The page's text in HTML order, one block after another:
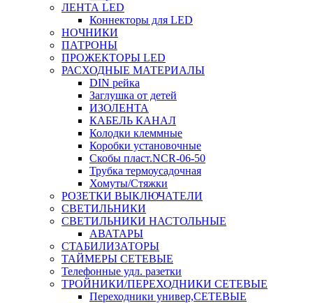
ЛЕНТА LED
Коннекторы для LED
НОЧНИКИ
ПАТРОНЫ
ПРОЖЕКТОРЫ LED
РАСХОДНЫЕ МАТЕРИАЛЫ
DIN рейка
Заглушка от детей
ИЗОЛЕНТА
КАБЕЛЬ КАНАЛ
Колодки клеммные
Коробки установочные
Скобы пласт.NCR-06-50
Трубка термоусадочная
Хомуты/Стяжки
РОЗЕТКИ ВЫКЛЮЧАТЕЛИ
СВЕТИЛЬНИКИ
СВЕТИЛЬНИКИ НАСТОЛЬНЫЕ
АВАТАРЫ
СТАБИЛИЗАТОРЫ
ТАЙМЕРЫ СЕТЕВЫЕ
Телефонные удл. разетки
ТРОЙНИКИ/ПЕРЕХОДНИКИ СЕТЕВЫЕ
Переходники универ,СЕТЕВЫЕ